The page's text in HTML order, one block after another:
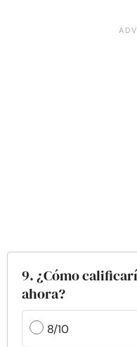
9. ¿Cómo
ahora?
8/10